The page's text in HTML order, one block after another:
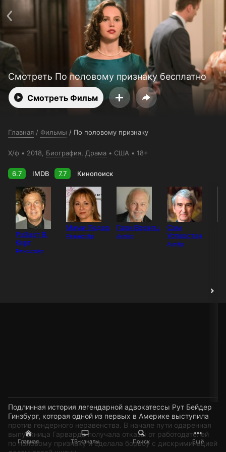
Главная ТВ-каналы Поиск Ещё
Смотреть По половому признаку бесплатно
Смотреть Фильм
Главная / Фильмы / По половому признаку
Х/ф 2018, Биография Драма США 18+
6.7 IMDB 7.7 Кинопоиск
Роберт В.
Корт
Режиссёр
Мими Ледер
Режиссёр
Гари Вернтц
Актёр
Сэм
Уотерстон
Актёр
Подлинная история легендарной адвокатессы Рут Бейдер
Гинзбург, которая одной из первых в Америке выступила
против гендерного неравенства. В начале пути одаренная
выпускница Гарварда получала отказы от работодателей
по половому признаку и сделала борьбу с дискриминацией
О сервисе
Пользовательское соглашение
Политика конфиденциальности
Для партнёров
Открыть приложение
Ввести промокод
Установить на ТВ
Бесплатные каналы Контакты